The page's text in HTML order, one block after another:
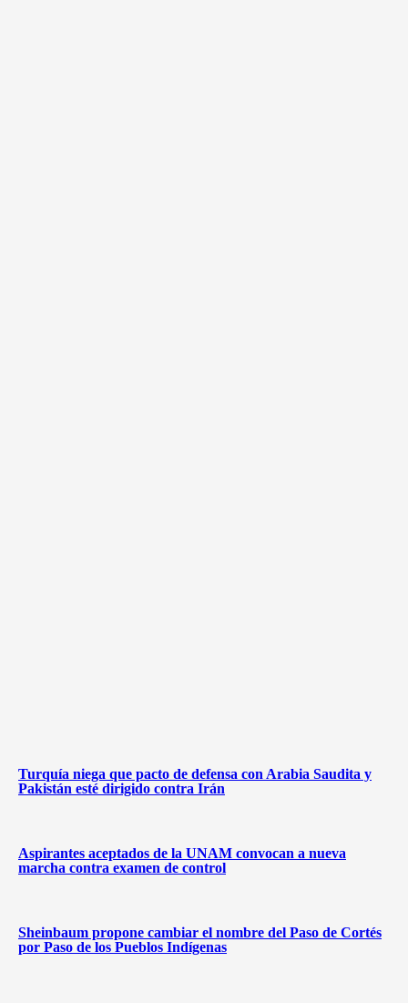
Turquía niega que pacto de defensa con Arabia Saudita y
Pakistán esté dirigido contra Irán
Aspirantes aceptados de la UNAM convocan a nueva
marcha contra examen de control
Sheinbaum propone cambiar el nombre del Paso de Cortés
por Paso de los Pueblos Indígenas